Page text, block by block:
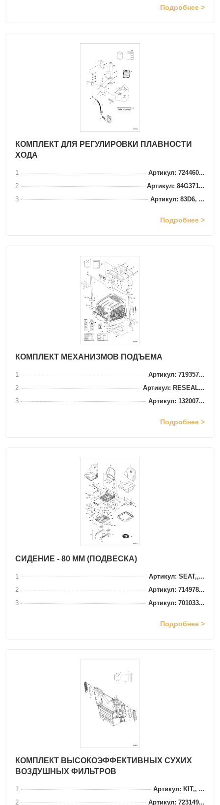
Подробнее >
КОМПЛЕКТ ДЛЯ РЕГУЛИРОВКИ ПЛАВНОСТИ
ХОДА
1
Артикул: 724460...
2
Артикул: 84G371...
3
Артикул: 83D6, ...
Подробнее >
КОМПЛЕКТ МЕХАНИЗМОВ ПОДЪЕМА
1
Артикул: 719357...
2
Артикул: RESEAL...
3
Артикул: 132007...
Подробнее >
СИДЕНИЕ - 80 ММ (ПОДВЕСКА)
1
Артикул: SEAT,,...
2
Артикул: 714978...
3
Артикул: 701033...
Подробнее >
КОМПЛЕКТ ВЫСОКОЭФФЕКТИВНЫХ СУХИХ
ВОЗДУШНЫХ ФИЛЬТРОВ
1
Артикул: KIT,, ...
2
Артикул: 723149...